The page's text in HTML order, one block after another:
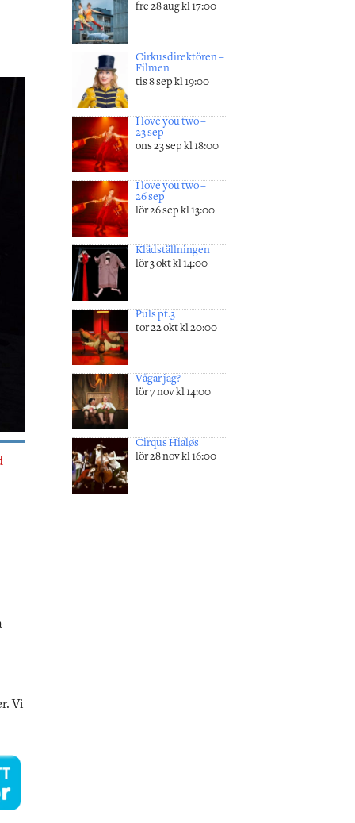
Vi
fre 28 aug kl 17:00
Cirkusdirektören –
Filmen
tis 8 sep kl 19:00
I love you two –
23 sep
ons 23 sep kl 18:00
I love you two –
26 sep
lör 26 sep kl 13:00
Klädställningen
lör 3 okt kl 14:00
Puls pt.3
tor 22 okt kl 20:00
Vågar jag?
lör 7 nov kl 14:00
Cirqus Hialøs
lör 28 nov kl 16:00